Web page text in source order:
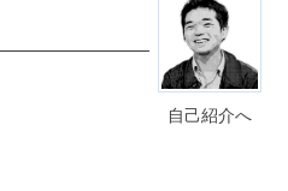
自己紹介へ